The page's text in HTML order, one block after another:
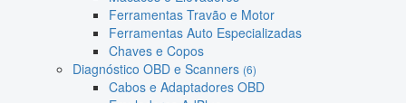
Ferramentas Travão e Motor
Ferramentas Auto Especializadas
Chaves e Copos
Diagnóstico OBD e Scanners (6)
Cabos e Adaptadores OBD